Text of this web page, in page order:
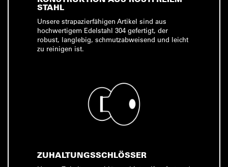
STAHL
Unsere strapazierfähigen Artikel sind aus
hochwertigem Edelstahl 304 gefertigt, der
robust, langlebig, schmutzabweisend und leicht
zu reinigen ist.
ZUHALTUNGSSCHLÖSSER